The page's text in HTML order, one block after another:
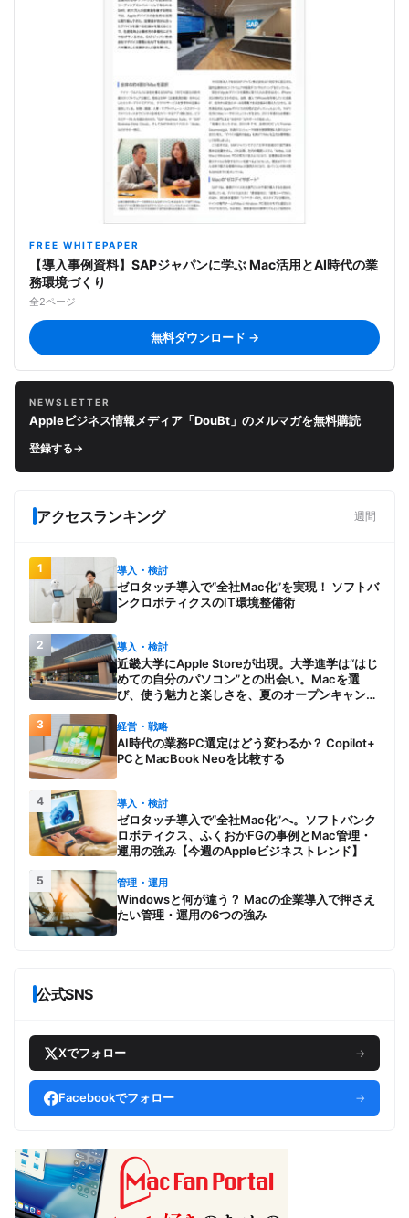
FREE WHITEPAPER
【導入事例資料】SAPジャパンに学ぶ Mac活用とAI時代の業
務環境づくり
全2ページ
無料ダウンロード →
NEWSLETTER
Appleビジネス情報メディア「DouBt」のメルマガを無料購読
登録する→
アクセスランキング 週間
1 導入・検討
ゼロタッチ導入で“全社Mac化”を実現！ ソフトバ
ンクロボティクスのIT環境整備術
2 導入・検討
近畿大学にApple Storeが出現。大学進学は“はじ
めての自分のパソコン”との出会い。Macを選
び、使う魅力と楽しさを、夏のオープンキャンパ
3 経営・戦略
AI時代の業務PC選定はどう変わるか？ Copilot+
PCとMacBook Neoを比較する
4 導入・検討
ゼロタッチ導入で“全社Mac化”へ。ソフトバンク
ロボティクス、ふくおかFGの事例とMac管理・
運用の強み【今週のAppleビジネストレンド】
5 管理・運用
Windowsと何が違う？ Macの企業導入で押さえ
たい管理・運用の6つの強み
公式SNS
Xでフォロー →
Facebookでフォロー →